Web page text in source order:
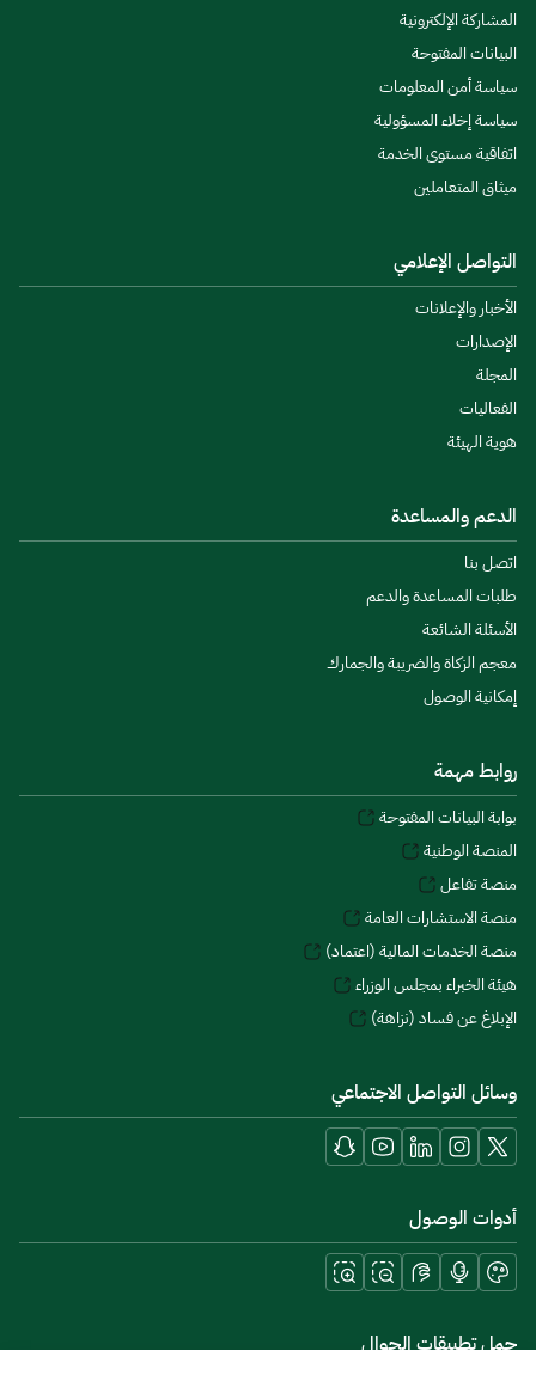
المشاركة الإلكترونية
البيانات المفتوحة
سياسة أمن المعلومات
سياسة إخلاء المسؤولية
اتفاقية مستوى الخدمة
ميثاق المتعاملين
التواصل الإعلامي
الأخبار والإعلانات
الإصدارات
المجلة
الفعاليات
هوية الهيئة
الدعم والمساعدة
اتصل بنا
طلبات المساعدة والدعم
الأسئلة الشائعة
معجم الزكاة والضريبة والجمارك
إمكانية الوصول
روابط مهمة
بوابة البيانات المفتوحة
المنصة الوطنية
منصة تفاعل
منصة الاستشارات العامة
منصة الخدمات المالية (اعتماد)
هيئة الخبراء بمجلس الوزراء
الإبلاغ عن فساد (نزاهة)
وسائل التواصل الاجتماعي
أدوات الوصول
حمل تطبيقات الجوال